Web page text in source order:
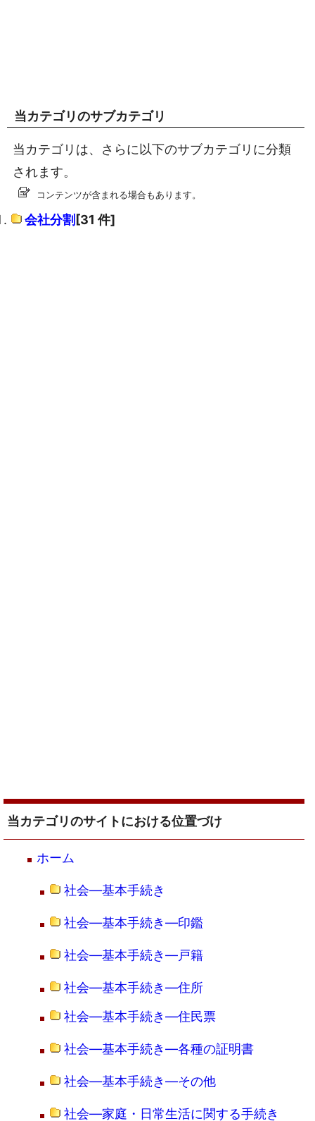
当カテゴリのサブカテゴリ
当カテゴリは、さらに以下のサブカテゴリに分類
されます。
コンテンツが含まれる場合もあります。
会社分割 [31 件]
当カテゴリのサイトにおける位置づけ
ホーム
社会―基本手続き
社会―基本手続き―印鑑
社会―基本手続き―戸籍
社会―基本手続き―住所
社会―基本手続き―住民票
社会―基本手続き―各種の証明書
社会―基本手続き―その他
社会―家庭・日常生活に関する手続き